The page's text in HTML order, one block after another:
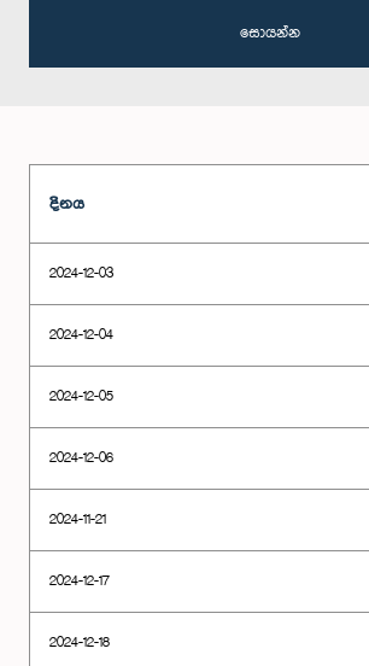
සොයන්න
දිනය
2024-12-03
2024-12-04
2024-12-05
2024-12-06
2024-11-21
2024-12-17
2024-12-18